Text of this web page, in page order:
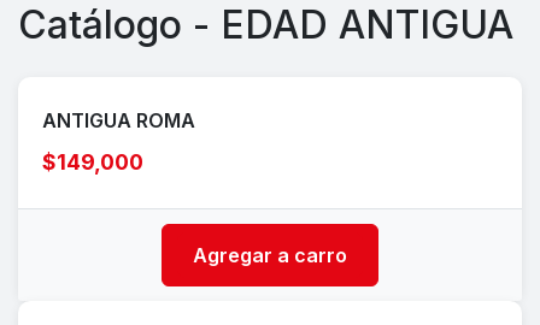
Catálogo - EDAD ANTIGUA
ANTIGUA ROMA
$149,000
Agregar a carro